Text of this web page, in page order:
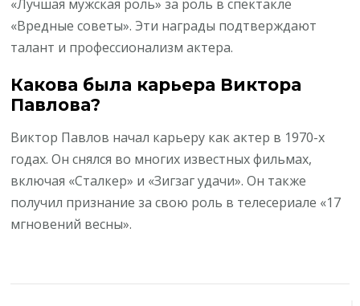
«Лучшая мужская роль» за роль в спектакле
«Вредные советы». Эти награды подтверждают
талант и профессионализм актера.
Какова была карьера Виктора
Павлова?
Виктор Павлов начал карьеру как актер в 1970-х
годах. Он снялся во многих известных фильмах,
включая «Сталкер» и «Зигзаг удачи». Он также
получил признание за свою роль в телесериале «17
мгновений весны».